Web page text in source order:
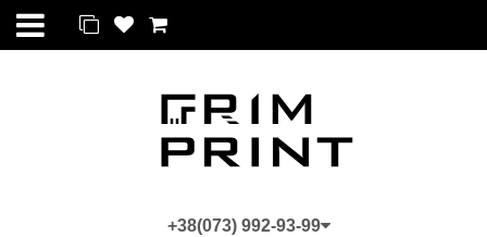
+38(073) 992-93-99